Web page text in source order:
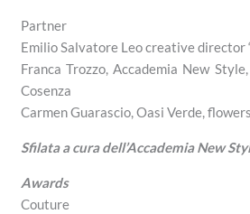
Partner
Emilio Salvatore Leo creative director
Franca Trozzo, Accademia New
Cosenza
Carmen Guarascio, Oasi Verde,
Sfilata a cura dell’Accademia New
Awards
Couture